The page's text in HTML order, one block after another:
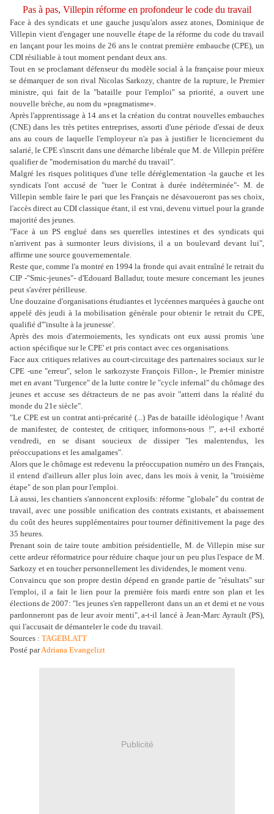
Pas à pas, Villepin réforme en profondeur le code du travail
Face à des syndicats et une gauche jusqu'alors assez atones, Dominique de
Villepin vient d'engager une nouvelle étape de la réforme du code du travail
en lançant pour les moins de 26 ans le contrat première embauche (CPE), un
CDI résiliable à tout moment pendant deux ans.
Tout en se proclamant défenseur du modèle social à la française pour mieux
se démarquer de son rival Nicolas Sarkozy, chantre de la rupture, le Premier
ministre, qui fait de la "bataille pour l'emploi" sa priorité, a ouvert une
nouvelle brèche, au nom du »pragmatisme».
Après l'apprentissage à 14 ans et la création du contrat nouvelles embauches
(CNE) dans les très petites entreprises, assorti d'une période d'essai de deux
ans au cours de laquelle l'employeur n'a pas à justifier le licenciement du
salarié, le CPE s'inscrit dans une démarche libérale que M. de Villepin préfère
qualifier de "modernisation du marché du travail".
Malgré les risques politiques d'une telle déréglementation -la gauche et les
syndicats l'ont accusé de "tuer le Contrat à durée indéterminée"- M. de
Villepin semble faire le pari que les Français ne désavoueront pas ses choix,
l'accès direct au CDI classique étant, il est vrai, devenu virtuel pour la grande
majorité des jeunes.
"Face à un PS englué dans ses querelles intestines et des syndicats qui
n'arrivent pas à surmonter leurs divisions, il a un boulevard devant lui",
affirme une source gouvernementale.
Reste que, comme l'a montré en 1994 la fronde qui avait entraîné le retrait du
CIP -"Smic-jeunes"- d'Edouard Balladur, toute mesure concernant les jeunes
peut s'avérer périlleuse.
Une douzaine d'organisations étudiantes et lycéennes marquées à gauche ont
appelé dès jeudi à la mobilisation générale pour obtenir le retrait du CPE,
qualifié d'"insulte à la jeunesse'.
Après des mois d'atermoiements, les syndicats ont eux aussi promis 'une
action spécifique sur le CPE' et pris contact avec ces organisations.
Face aux critiques relatives au court-circuitage des partenaires sociaux sur le
CPE -une "erreur", selon le sarkozyste François Fillon-, le Premier ministre
met en avant "l'urgence" de la lutte contre le "cycle infernal" du chômage des
jeunes et accuse ses détracteurs de ne pas avoir "atterri dans la réalité du
monde du 21e siècle".
"Le CPE est un contrat anti-précarité (...) Pas de bataille idéologique ! Avant
de manifester, de contester, de critiquer, informons-nous !", a-t-il exhorté
vendredi, en se disant soucieux de dissiper "les malentendus, les
préoccupations et les amalgames".
Alors que le chômage est redevenu la préoccupation numéro un des Français,
il entend d'ailleurs aller plus loin avec, dans les mois à venir, la "troisième
étape" de son plan pour l'emploi.
Là aussi, les chantiers s'annoncent explosifs: réforme "globale" du contrat de
travail, avec une possible unification des contrats existants, et abaissement
du coût des heures supplémentaires pour tourner définitivement la page des
35 heures.
Prenant soin de taire toute ambition présidentielle, M. de Villepin mise sur
cette ardeur réformatrice pour réduire chaque jour un peu plus l'espace de M.
Sarkozy et en toucher personnellement les dividendes, le moment venu.
Convaincu que son propre destin dépend en grande partie de "résultats" sur
l'emploi, il a fait le lien pour la première fois mardi entre son plan et les
élections de 2007: "les jeunes s'en rappelleront dans un an et demi et ne vous
pardonneront pas de leur avoir menti", a-t-il lancé à Jean-Marc Ayrault (PS),
qui l'accusait de démanteler le code du travail.
Sources : TAGEBLATT
Posté parAdriana Evangelizt
Publicité